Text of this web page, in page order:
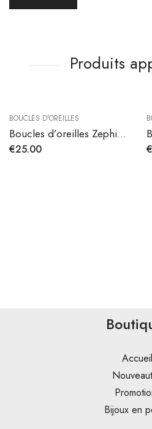
Produits
BOUCLES D'OREILLES
Boucles d’oreilles Zephira en acier inoxydable
€25.00 €
Accueil
Bijoux en